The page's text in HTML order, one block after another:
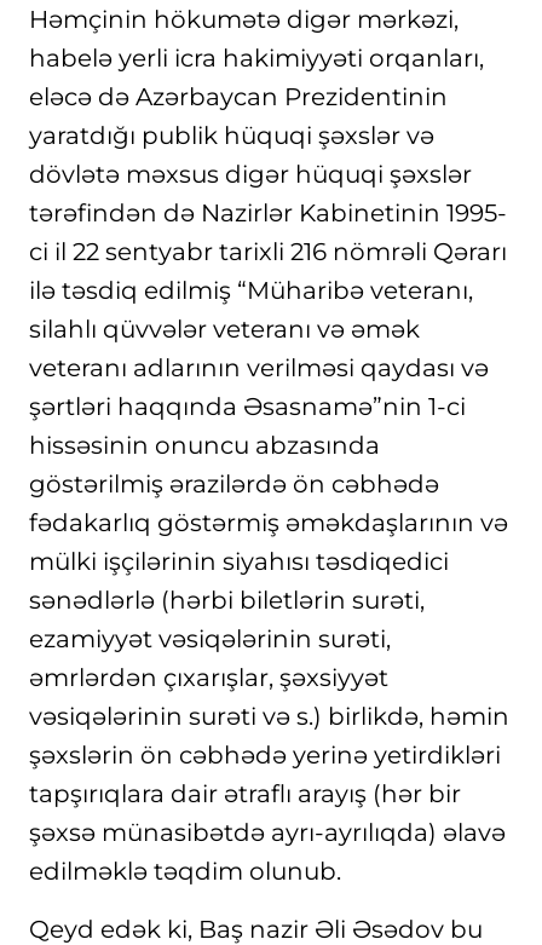
Həmçinin hökumətə digər mərkəzi,
habelə yerli icra hakimiyyəti orqanları,
eləcə də Azərbaycan Prezidentinin
yaratdığı publik hüquqi şəxslər və
dövlətə məxsus digər hüquqi şəxslər
tərəfindən də Nazirlər Kabinetinin 1995-
ci il 22 sentyabr tarixli 216 nömrəli Qərarı
ilə təsdiq edilmiş “Müharibə veteranı,
silahlı qüvvələr veteranı və əmək
veteranı adlarının verilməsi qaydası və
şərtləri haqqında Əsasnamə”nin 1-ci
hissəsinin onuncu abzasında
göstərilmiş ərazilərdə ön cəbhədə
fədakarlıq göstərmiş əməkdaşlarının və
mülki işçilərinin siyahısı təsdiqedici
sənədlərlə (hərbi biletlərin surəti,
ezamiyyət vəsiqələrinin surəti,
əmrlərdən çıxarışlar, şəxsiyyət
vəsiqələrinin surəti və s.) birlikdə, həmin
şəxslərin ön cəbhədə yerinə yetirdikləri
tapşırıqlara dair ətraflı arayış (hər bir
şəxsə münasibətdə ayrı-ayrılıqda) əlavə
edilməklə təqdim olunub.
Qeyd edək ki, Baş nazir Əli Əsədov bu